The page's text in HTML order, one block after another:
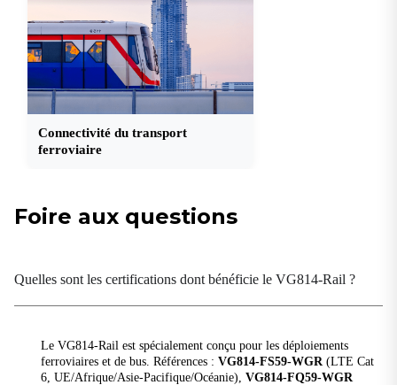
Positionnement par satellite
ADR
2% de distance parcourue sans GNSS
Calcul à l'estime
Accéléromètre et gyroscope intégrés
Sensibilité du suivi
-160 dBm
Max 10 Hz
Connectivité du transport
ferroviaire
Foire aux questions
Quelles sont les certifications dont bénéficie le VG814-Rail ?
Le VG814-Rail est spécialement conçu pour les déploiements
ferroviaires et de bus. Références : VG814-FS59-WGR (LTE Cat
6, UE/Afrique/Asie-Pacifique/Océanie), VG814-FQ59-WGR